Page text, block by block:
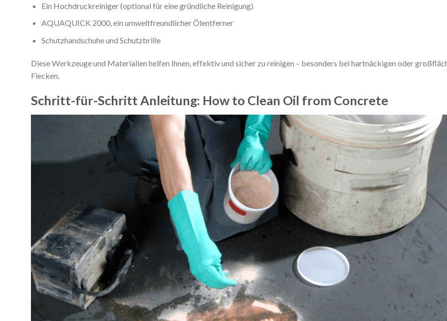
Ein Hochdruckreiniger (optional für eine gründliche Reinigung)
AQUAQUICK 2000, ein umweltfreundlicher Ölentferner
Schutzhandschuhe und Schutzbrille
Diese Werkzeuge und Materialien helfen Ihnen, effektiv und sicher zu reinigen – besonders bei hartnäckigen oder
Flecken.
Schritt-für-Schritt Anleitung: How to Clean Oil from Concrete